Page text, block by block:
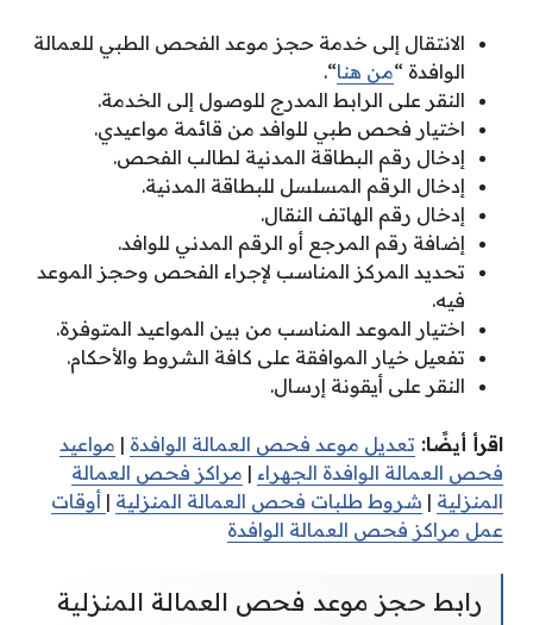
الانتقال إلى خدمة حجز موعد الفحص الطبي للعمالة
الوافدة “من هنا“.
النقر على الرابط المدرج للوصول إلى الخدمة.
اختيار فحص طبي للوافد من قائمة مواعيدي.
إدخال رقم البطاقة المدنية لطالب الفحص.
إدخال الرقم المسلسل للبطاقة المدنية.
إدخال رقم الهاتف النقال.
إضافة رقم المرجع أو الرقم المدني للوافد.
تحديد المركز المناسب لإجراء الفحص وحجز الموعد
فيه.
اختيار الموعد المناسب من بين المواعيد المتوفرة.
تفعيل خيار الموافقة على كافة الشروط والأحكام.
النقر على أيقونة إرسال.
اقرأ أيضًا: تعديل موعد فحص العمالة الوافدة | مواعيد
فحص العمالة الوافدة الجهراء | مراكز فحص العمالة
المنزلية | شروط طلبات فحص العمالة المنزلية | أوقات
عمل مراكز فحص العمالة الوافدة
رابط حجز موعد فحص العمالة المنزلية